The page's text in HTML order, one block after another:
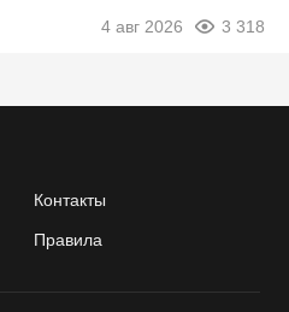
4 авг 2026 3 318
Контакты
Правила